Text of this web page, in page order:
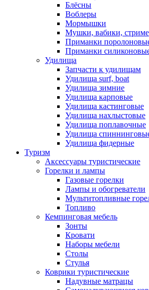
Блёсны
Воблеры
Мормышки
Мушки, вабики,
Приманки
Приманки
Удилища
Запчасти к удилищам
Удилища surf, boat
Удилища зимние
Удилища карповые
Удилища кастинговые
Удилища нахлыстовые
Удилища поплавочные
Удилища
Удилища фидерные
Туризм
Аксессуары туристические
Горелки и лампы
Газовые горелки
Лампы и обогреватели
Мультитопливные
Топливо
Кемпинговая мебель
Зонты
Кровати
Наборы мебели
Столы
Стулья
Коврики туристические
Надувные матрацы